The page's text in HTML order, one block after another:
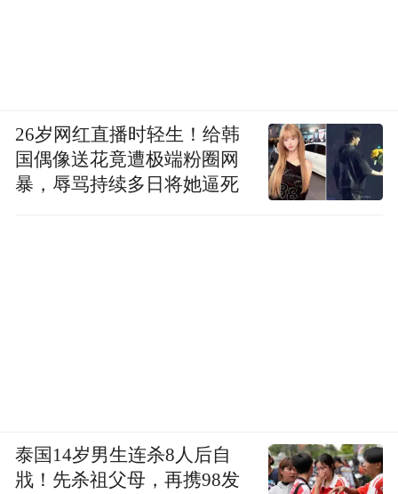
26岁网红直播时轻生！给韩
国偶像送花竟遭极端粉圈网
暴，辱骂持续多日将她逼死
泰国14岁男生连杀8人后自
戕！先杀祖父母，再携98发